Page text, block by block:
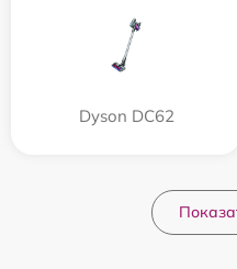
Dyson DC62